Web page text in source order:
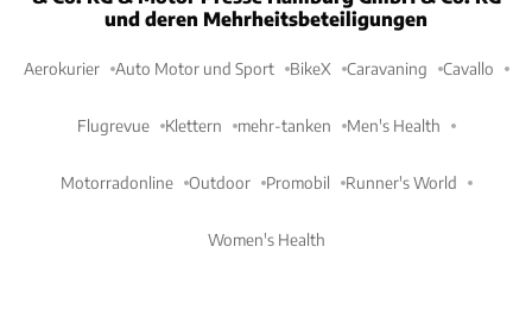
und deren Mehrheitsbeteiligungen
Aerokurier Auto Motor und Sport BikeX Caravaning Cavallo
Flugrevue Klettern mehr-tanken Men's Health
Motorradonline Outdoor Promobil Runner's World
Women's Health